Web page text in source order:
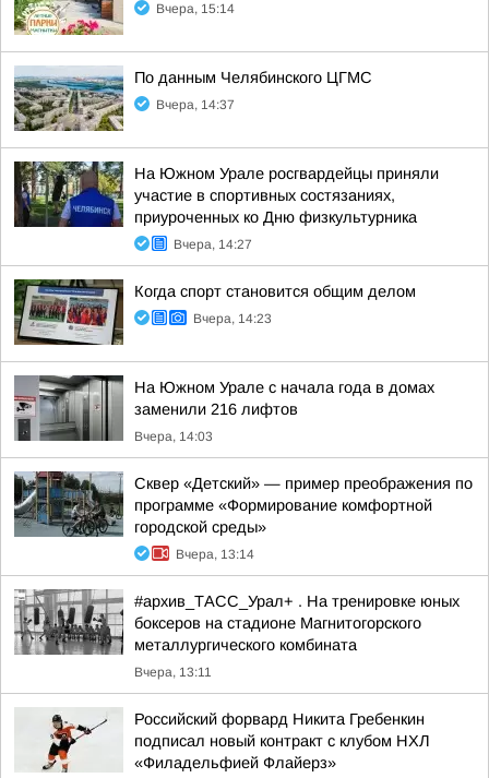
Вчера, 15:14
По данным Челябинского ЦГМС
Вчера, 14:37
На Южном Урале росгвардейцы приняли
участие в спортивных состязаниях,
приуроченных ко Дню физкультурника
Вчера, 14:27
Когда спорт становится общим делом
Вчера, 14:23
На Южном Урале с начала года в домах
заменили 216 лифтов
Вчера, 14:03
Сквер «Детский» — пример преображения по
программе «Формирование комфортной
городской среды»
Вчера, 13:14
#архив_ТАСС_Урал+ . На тренировке юных
боксеров на стадионе Магнитогорского
металлургического комбината
Вчера, 13:11
Российский форвард Никита Гребенкин
подписал новый контракт с клубом НХЛ
«Филадельфией Флайерз»